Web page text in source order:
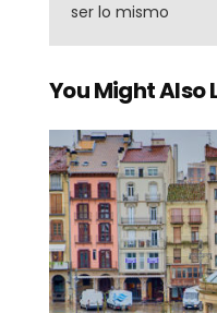
ser lo mismo
You Might Also